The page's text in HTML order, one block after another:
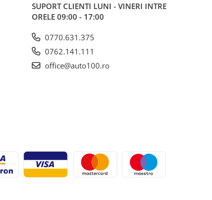
SUPORT CLIENTI LUNI - VINERI INTRE
ORELE 09:00 - 17:00
0770.631.375
0762.141.111
office@auto100.ro